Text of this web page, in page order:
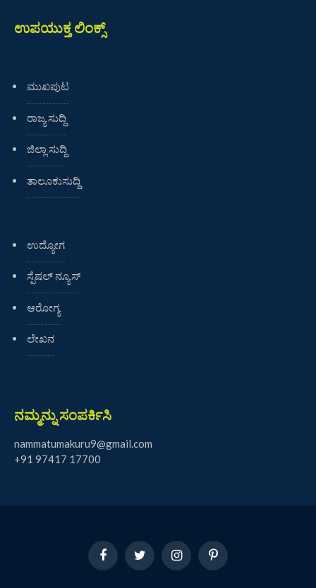
ಉಪಯುಕ್ತ ಲಿಂಕ್ಸ್
ಮುಖಪುಟ
ರಾಜ್ಯ ಸುದ್ದಿ
ಜಿಲ್ಲಾ ಸುದ್ದಿ
ತಾಲೂಕುಸುದ್ದಿ
ಉದ್ಯೋಗ
ಸ್ಪೆಷಲ್ ನ್ಯೂಸ್
ಆರೋಗ್ಯ
ಲೇಖನ
ನಮ್ಮನ್ನು ಸಂಪರ್ಕಿಸಿ
nammatumakuru9@gmail.com
+91 97417 17700
FacebookTwitter InstagramPinterest